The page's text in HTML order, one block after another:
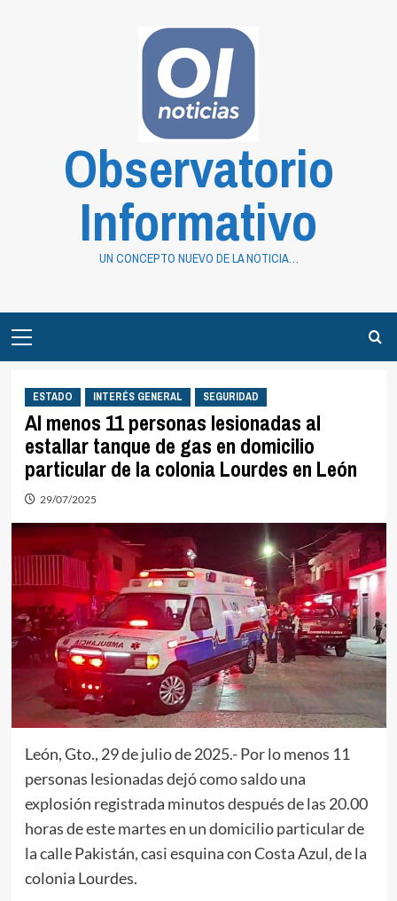
Observatorio
Informativo
UN CONCEPTO NUEVO DE LA NOTICIA…
Menu
ESTADO INTERÉS GENERAL SEGURIDAD
Al menos 11 personas lesionadas al
estallar tanque de gas en domicilio
particular de la colonia Lourdes en León
29/07/2025
León, Gto., 29 de julio de 2025.- Por lo menos 11
personas lesionadas dejó como saldo una
explosión registrada minutos después de las 20.00
horas de este martes en un domicilio particular de
la calle Pakistán, casi esquina con Costa Azul, de la
colonia Lourdes.